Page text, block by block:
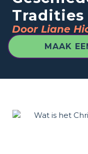
Tradities
Door Liane
MAAK